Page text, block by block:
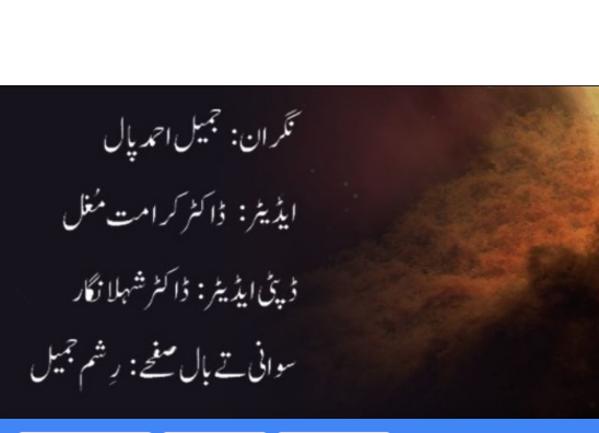
Previous